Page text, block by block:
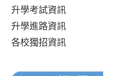
升學考試資訊
升學進路資訊
各校獨招資訊